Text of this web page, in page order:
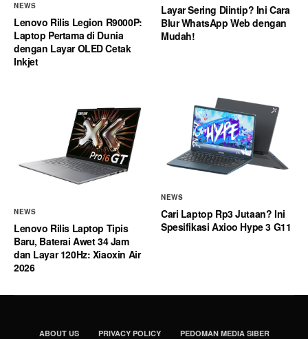
NEWS
Lenovo Rilis Legion R9000P:
Laptop Pertama di Dunia
dengan Layar OLED Cetak
Inkjet
Layar Sering Diintip? Ini Cara
Blur WhatsApp Web dengan
Mudah!
NEWS
Lenovo Rilis Laptop Tipis
Baru, Baterai Awet 34 Jam
dan Layar 120Hz: Xiaoxin Air
2026
NEWS
Cari Laptop Rp3 Jutaan? Ini
Spesifikasi Axioo Hype 3 G11
ABOUT US PRIVACY POLICY PEDOMAN MEDIA SIBER